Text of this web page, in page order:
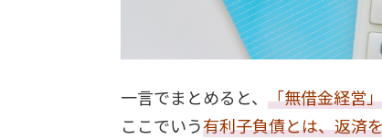
一言でまとめると、 「無借金経営
ここでいう有利子負債とは、返済